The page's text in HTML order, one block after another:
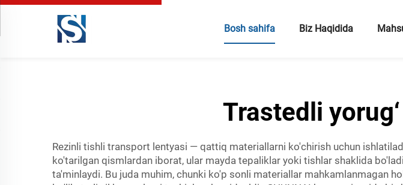
Bosh sahifa Biz Haqidida
Trastedli
Rezinli tishli transport lentyasi — qattiq materiallarni ko'chirish uchun
ko'tarilgan qismlardan iborat, ular mayda tepaliklar yoki tishlar shaklida
ta'minlaydi. Bu juda muhim, chunki ko'p sonli materiallar mahkamlanmagan